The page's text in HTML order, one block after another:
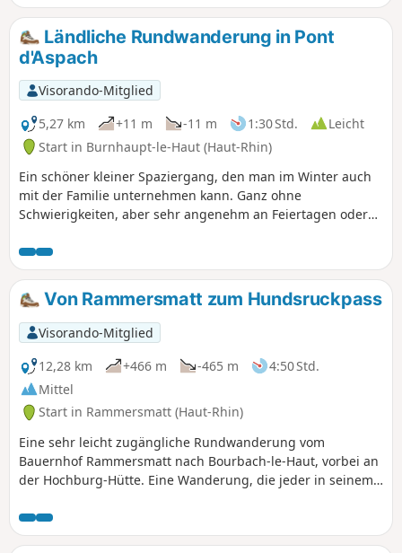
das Doller-Tal sowie das Thannerhubel- und Rossberg-
Massiv genießen kann, anschließend Abstieg über den Col
d’Hundsruck, Durchquerung von Bourbach-le-Haut und
Rückweg über den Col du Schirm.
Ländliche Rundwanderung in Pont
d'Aspach
Visorando-Mitglied
5,27 km
+11 m -11 m 1:30 Std.
Leicht
Start in Burnhaupt-le-Haut (Haut-Rhin)
Ein schöner kleiner Spaziergang, den man im Winter auch
mit der Familie unternehmen kann. Ganz ohne
Schwierigkeiten, aber sehr angenehm an Feiertagen oder
hört.
Von Rammersmatt zum Hundsruckpass
Visorando-Mitglied
12,28 km
+466 m -465 m
4:50 Std.
Mittel
Start in Rammersmatt (Haut-Rhin)
Eine sehr leicht zugängliche Rundwanderung vom
Bauernhof Rammersmatt nach Bourbach-le-Haut, vorbei an
der Hochburg-Hütte. Eine Wanderung, die jeder in seinem